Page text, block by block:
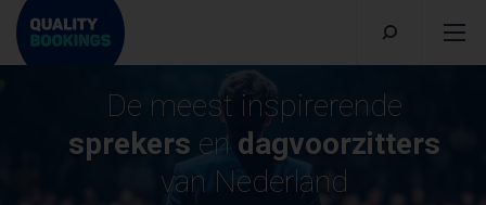
De meest inspirerende
sprekers en dagvoorzitters
van Nederland